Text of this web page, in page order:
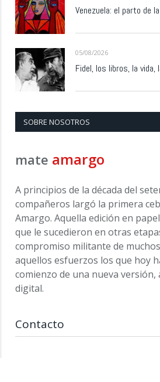
Venezuela: el parto de
05/08/2026
Fidel, los libros, la vida,
SOBRE NOSOTROS
mate amargo
A principios de la década del
compañeros largó la primera
Amargo. Aquella edición en
que le sucedieron en otras
compromiso militante de
aquellos esfuerzos los que hoy
comienzo de una nueva
digital.
Contacto